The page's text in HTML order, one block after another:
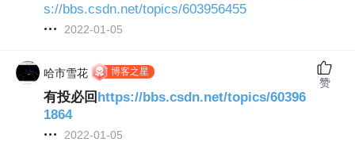
s://bbs.csdn.net/topics/603956455
2022-01-05
哈市雪花 博客之星
有投必回 https://bbs.csdn.net/topics/60396
1864
2022-01-05
赞